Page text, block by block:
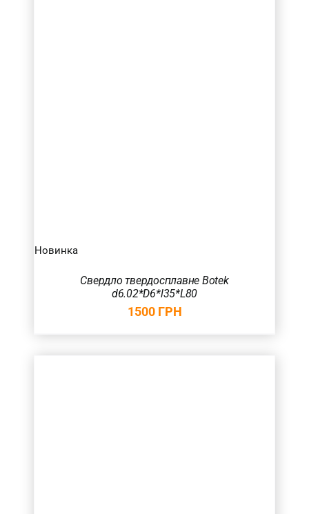
Новинка
Свердло твердосплавне Botek
d6.02*D6*l35*L80
1500 ГРН